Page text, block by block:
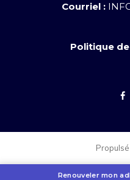
Renouveler mon
Courriel :
Politique